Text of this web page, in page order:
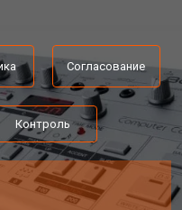
Согласование
Контроль